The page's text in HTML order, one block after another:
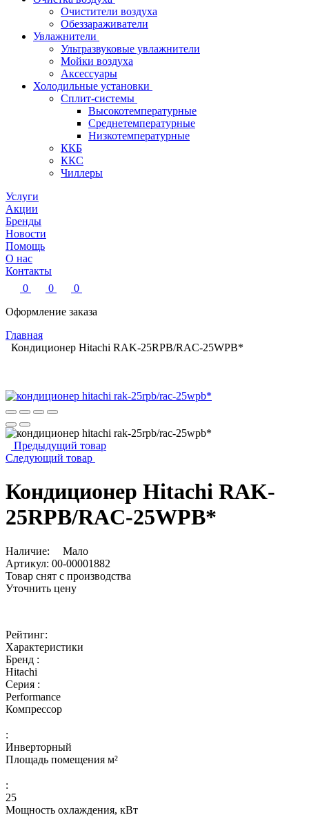
Очистители воздуха
Обеззараживатели
Увлажнители
Ультразвуковые увлажнители
Мойки воздуха
Аксессуары
Холодильные установки
Сплит-системы
Высокотемпературные
Среднетемпературные
Низкотемпературные
ККБ
ККС
Чиллеры
Услуги
Акции
Бренды
Новости
Помощь
О нас
Контакты
0
0
0
Оформление заказа
Главная
Кондиционер Hitachi RAK-25RPB/RAC-25WPB*
Предыдущий товар
Следующий товар
Кондиционер Hitachi RAK-
25RPB/RAC-25WPB*
Наличие:
Мало
Артикул: 00-00001882
Товар снят с производства
Уточнить цену
Рейтинг:
Характеристики
Бренд :
Hitachi
Серия :
Performance
Компрессор
:
Инверторный
Площадь помещения м²
:
25
Мощность охлаждения, кВт